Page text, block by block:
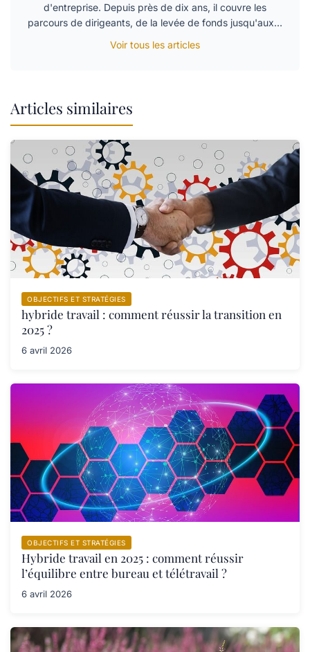
d'entreprise. Depuis près de dix ans, il couvre les
parcours de dirigeants, de la levée de fonds jusqu'aux…
Voir tous les articles
Articles similaires
OBJECTIFS ET STRATÉGIES
hybride travail : comment réussir la transition en
2025 ?
6 avril 2026
OBJECTIFS ET STRATÉGIES
Hybride travail en 2025 : comment réussir
l’équilibre entre bureau et télétravail ?
6 avril 2026